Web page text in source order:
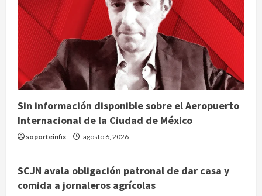
Sin información disponible sobre el Aeropuerto
Internacional de la Ciudad de México
soporteinfix agosto 6, 2026
SCJN avala obligación patronal de dar casa y
comida a jornaleros agrícolas